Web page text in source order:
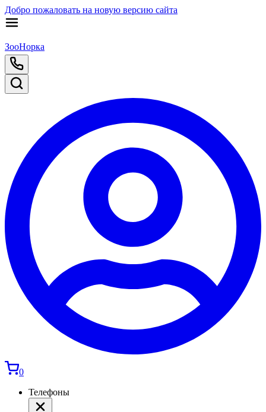
Добро пожаловать на новую версию сайта
ЗооНорка
0
Телефоны